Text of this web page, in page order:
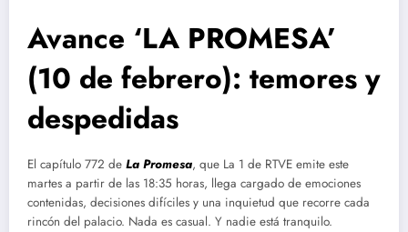
Avance ‘LA PROMESA’
(10 de febrero): temores y
despedidas
El capítulo 772 de La Promesa, que La 1 de RTVE emite este
martes a partir de las 18:35 horas, llega cargado de emociones
contenidas, decisiones difíciles y una inquietud que recorre cada
rincón del palacio. Nada es casual. Y nadie está tranquilo.